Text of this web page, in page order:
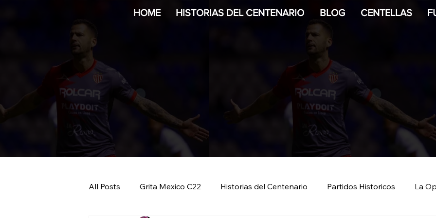
HOME HISTORIAS DEL CENTENARIO BLOG CENTELLAS
All Posts Grita Mexico C22 Historias del Centenario Partidos Historicos La